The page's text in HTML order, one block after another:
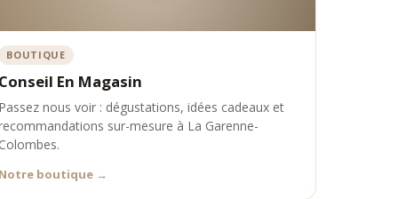
de liqueur de kirsch est reconnue pour sa précision, son
BOUTIQUE
Conseil En Magasin
Passez nous voir : dégustations, idées cadeaux et
sur-mesure à La Garenne-
Colombes.
Notre boutique →